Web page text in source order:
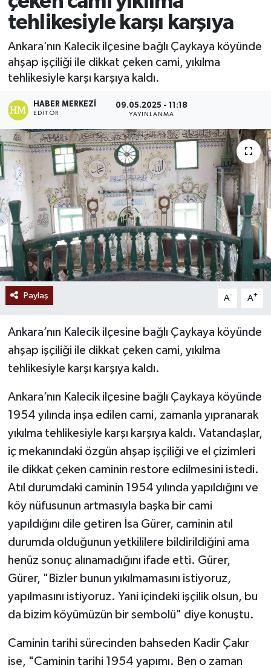
tehlikesiyle karşı karşıya
Ankara’nın Kalecik ilçesine bağlı Çaykaya köyünde
ahşap işçiliği ile dikkat çeken cami, yıkılma
tehlikesiyle karşı karşıya kaldı.
HABER MERKEZI
EDITÖR
09.05.2025 - 11:18
YAYINLANMA
Paylaş A- A+
Ankara’nın Kalecik ilçesine bağlı Çaykaya köyünde
ahşap işçiliği ile dikkat çeken cami, yıkılma
tehlikesiyle karşı karşıya kaldı.
Ankara’nın Kalecik ilçesine bağlı Çaykaya köyünde
1954 yılında inşa edilen cami, zamanla yıpranarak
yıkılma tehlikesiyle karşı karşıya kaldı. Vatandaşlar,
iç mekanındaki özgün ahşap işçiliği ve el çizimleri
ile dikkat çeken caminin restore edilmesini istedi.
Atıl durumdaki caminin 1954 yılında yapıldığını ve
köy nüfusunun artmasıyla başka bir cami
yapıldığını dile getiren İsa Gürer, caminin atıl
durumda olduğunun yetkililere bildirildiğini ama
henüz sonuç alınamadığını ifade etti. Gürer,
Gürer, "Bizler bunun yıkılmamasını istiyoruz,
yapılmasını istiyoruz. Yani içindeki işçilik olsun, bu
da bizim köyümüzün bir sembolü" diye konuştu.
Caminin tarihi sürecinden bahseden Kadir Çakır
ise, "Caminin tarihi 1954 yapımı. Ben o zaman
Ekonomi
Sağlık
Tokat Haber